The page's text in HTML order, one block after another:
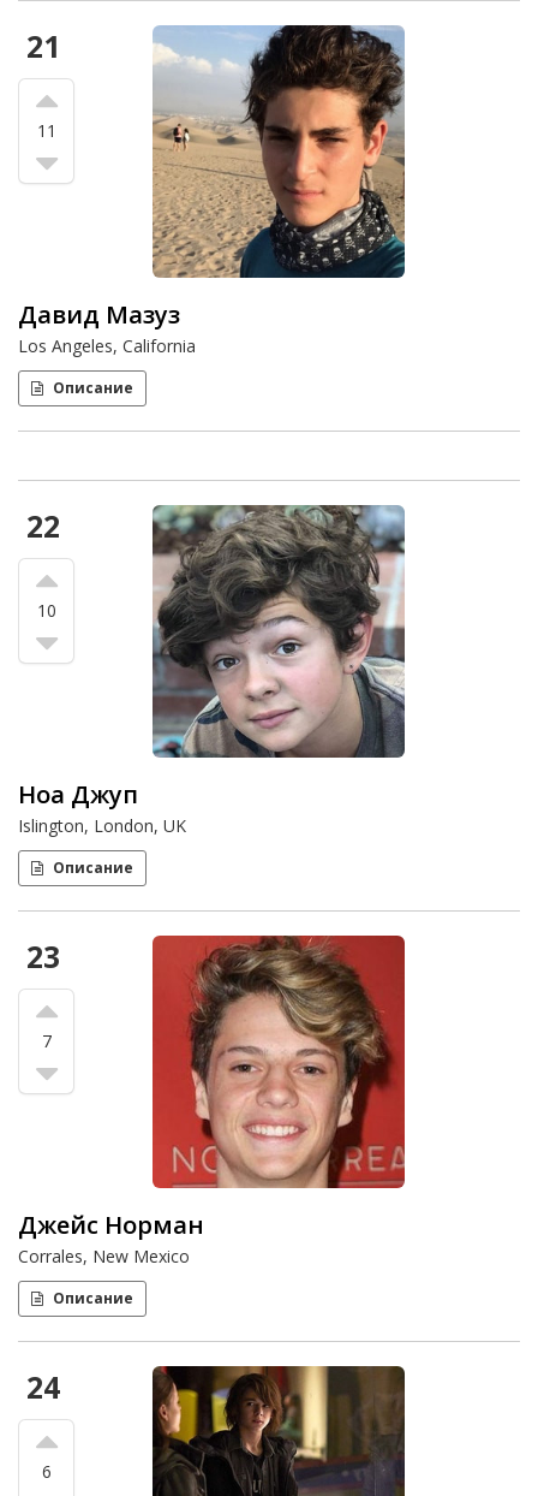
21
11
Давид Мазуз
Los Angeles, California
Описание
22
10
Ноа Джуп
Islington, London, UK
Описание
23
7
Джейс Норман
Corrales, New Mexico
Описание
24
6